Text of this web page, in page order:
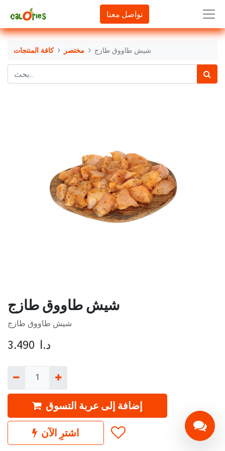
تواصل معنا
كافة المنتجات مختصر شيش طاووق طازج
شيش طاووق طازج
شيش طاووق طازج
3.490 د.ا
إضافة إلى عربة التسوق
اشترِ الآن